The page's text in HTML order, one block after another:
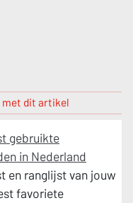
met dit artikel
gebruikte
in Nederland
en ranglijst van jouw
favoriete